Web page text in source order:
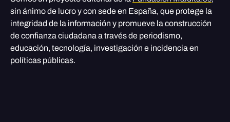
sin ánimo de lucro y con sede en España, que protege la
integridad de la información y promueve la construcción
de confianza ciudadana a través de periodismo,
educación, tecnología, investigación e incidencia en
políticas públicas.